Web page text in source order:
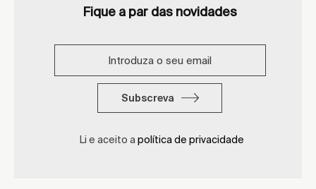
Fique a par das novidades
Subscreva
Li e aceito a política de privacidade